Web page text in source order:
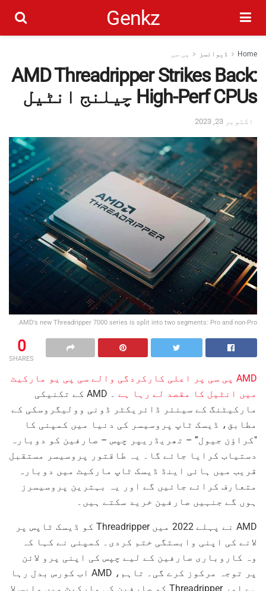
Genkz
Home ڈیوائسز پی سی
AMD Threadripper Strikes Back:
High-Perf CPUs چیلنج انٹیل
اکتوبر 23, 2023
AMD's new Threadripper 7000 series is split into two segments: Pro and non-Pro.
0
SHARES
AMD پی سی پر اعلی کارکردگی والے سی پی یو مارکیٹ
میں انٹیل کا مقصد لے رہا ہے
۔ AMD کے تکنیکی
مارکیٹنگ کے سینئر ڈائریکٹر ڈونی وولیگروسکی کے
مطابق، ڈیسک ٹاپ پروسیسر کی دنیا میں کمپنی کا
"کراؤن جیول” – تھریڈریپر چپس – صارفین کو دوبارہ
دستیاب کرایا جائے گا۔ یہ طاقتور پروسیسر مستقبل
قریب میں ہائی اینڈ ڈیسک ٹاپ مارکیٹ میں دوبارہ
متعارف کرائے جائیں گے اور یہ بہترین پروسیسرز
ہوں گے جنہیں صارفین خرید سکتے ہیں۔
AMD نے پہلے 2022 میں Threadripper کو ڈیسک ٹاپس پر
لانے کی اپنی وابستگی ختم کردی۔ کمپنی نے کہا کہ
وہ کاروباری صارفین کے لیے چپس کی اپنی پرو لائن
پر توجہ مرکوز کرے گی۔ تاہم، AMD اب کورس بدل رہا
ہے اور Threadripper کو صارفین کی مارکیٹ میں واپس لا